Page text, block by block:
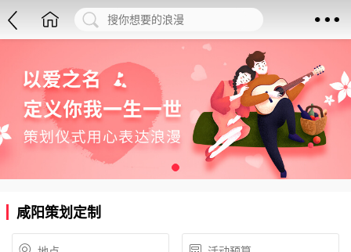
咸阳策划定制